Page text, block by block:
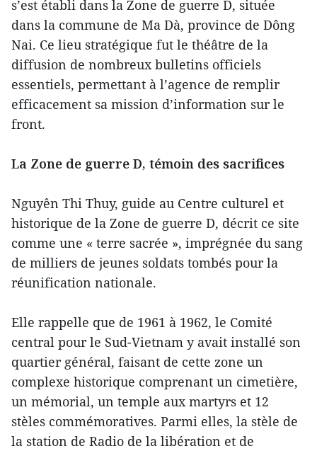
s’est établi dans la Zone de guerre D, située
dans la commune de Ma Dà, province de Dông
Nai. Ce lieu stratégique fut le théâtre de la
diffusion de nombreux bulletins officiels
essentiels, permettant à l’agence de remplir
efficacement sa mission d’information sur le
front.
La Zone de guerre D, témoin des sacrifices
Nguyên Thi Thuy, guide au Centre culturel et
historique de la Zone de guerre D, décrit ce site
comme une « terre sacrée », imprégnée du sang
de milliers de jeunes soldats tombés pour la
réunification nationale.
Elle rappelle que de 1961 à 1962, le Comité
central pour le Sud-Vietnam y avait installé son
quartier général, faisant de cette zone un
complexe historique comprenant un cimetière,
un mémorial, un temple aux martyrs et 12
stèles commémoratives. Parmi elles, la stèle de
la station de Radio de la libération et de